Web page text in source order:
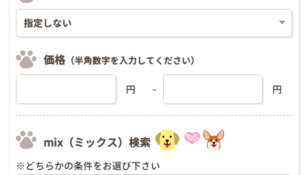
価格 （半角数字を入力してください）
円 円
mix（ミックス）検索
※どちらかの条件をお選び下さい